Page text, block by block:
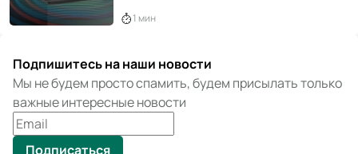
1 мин
Подпишитесь на наши новости
Мы не будем просто спамить, будем присылать только
важные интересные новости
Подписаться